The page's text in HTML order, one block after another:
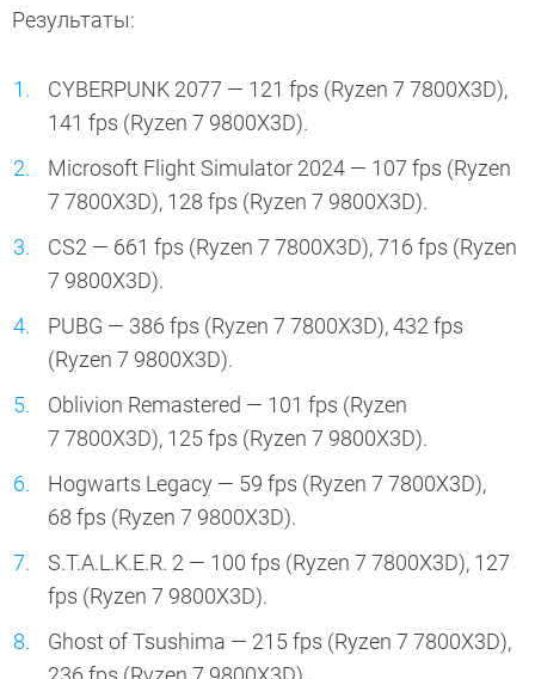
Результаты:
CYBERPUNK 2077 — 121 fps (Ryzen 7 7800X3D),
141 fps (Ryzen 7 9800X3D).
Microsoft Flight Simulator 2024 — 107 fps (Ryzen
7 7800X3D), 128 fps (Ryzen 7 9800X3D).
CS2 — 661 fps (Ryzen 7 7800X3D), 716 fps (Ryzen
7 9800X3D).
PUBG — 386 fps (Ryzen 7 7800X3D), 432 fps
(Ryzen 7 9800X3D).
Oblivion Remastered — 101 fps (Ryzen
7 7800X3D), 125 fps (Ryzen 7 9800X3D).
Hogwarts Legacy — 59 fps (Ryzen 7 7800X3D),
68 fps (Ryzen 7 9800X3D).
S.T.A.L.K.E.R. 2 — 100 fps (Ryzen 7 7800X3D), 127
fps (Ryzen 7 9800X3D).
Ghost of Tsushima — 215 fps (Ryzen 7 7800X3D),